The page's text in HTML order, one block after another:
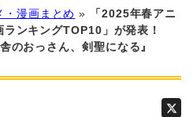
・漫画まとめ »
「2025年春アニ
ランキングTOP10」が発表！
のおっさん、剣聖になる』